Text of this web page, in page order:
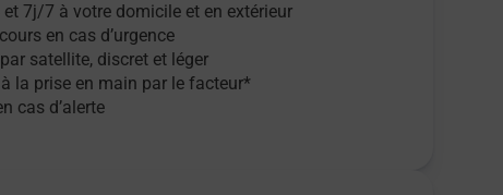
et 7j/7 à votre domicile et en extérieur
en cas d’urgence
satellite, discret et léger
la prise en main par le facteur*
cas d’alerte